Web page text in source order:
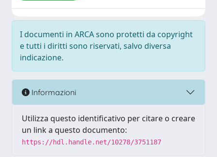
I documenti in ARCA sono protetti da copyright
e tutti i diritti sono riservati, salvo diversa
indicazione.
Informazioni
Utilizza questo identificativo per citare o creare
un link a questo documento:
https://hdl.handle.net/10278/3751187